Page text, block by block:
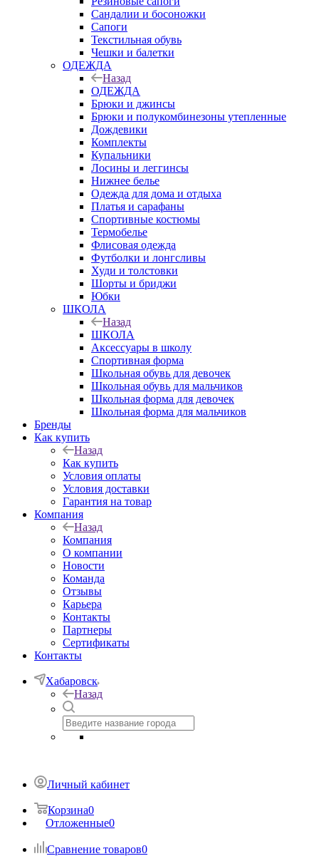
Сандалии и босоножки
Сапоги
Текстильная обувь
Чешки и балетки
ОДЕЖДА
Назад
ОДЕЖДА
Брюки и джинсы
Брюки и полукомбинезоны утепленные
Дождевики
Комплекты
Купальники
Лосины и леггинсы
Нижнее белье
Одежда для дома и отдыха
Платья и сарафаны
Спортивные костюмы
Термобелье
Флисовая одежда
Футболки и лонгсливы
Худи и толстовки
Шорты и бриджи
Юбки
ШКОЛА
Назад
ШКОЛА
Аксессуары в школу
Спортивная форма
Школьная обувь для девочек
Школьная обувь для мальчиков
Школьная форма для девочек
Школьная форма для мальчиков
Бренды
Как купить
Назад
Как купить
Условия оплаты
Условия доставки
Гарантия на товар
Компания
Назад
Компания
О компании
Новости
Команда
Отзывы
Карьера
Контакты
Партнеры
Сертификаты
Контакты
Хабаровск
Назад
Личный кабинет
Корзина0
Отложенные0
Сравнение товаров0